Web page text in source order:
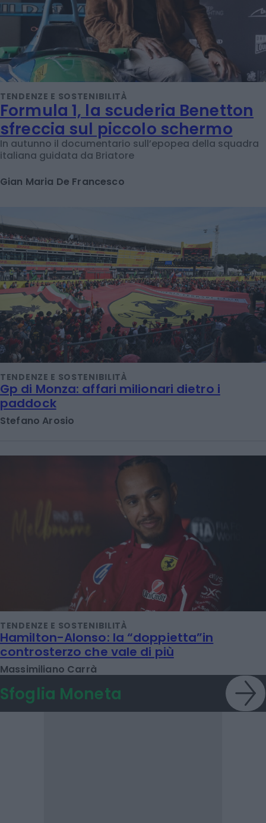
TENDENZE E SOSTENIBILITÀ
Formula 1, la scuderia Benetton
sfreccia sul piccolo schermo
In autunno il documentario sull’epopea della squadra
italiana guidata da Briatore
Gian Maria De Francesco
TENDENZE E SOSTENIBILITÀ
Gp di Monza: affari milionari dietro i
paddock
Stefano Arosio
TENDENZE E SOSTENIBILITÀ
Hamilton-Alonso: la “doppietta”in
controsterzo che vale di più
Massimiliano Carrà
Sfoglia Moneta